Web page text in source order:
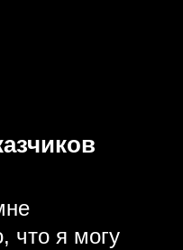
что я могу